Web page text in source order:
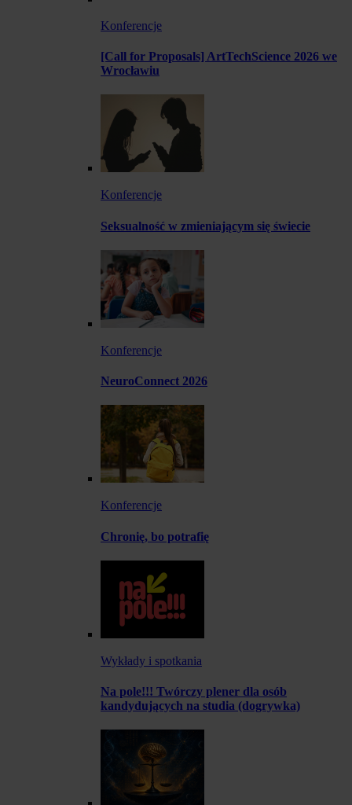
Konferencje
[Call for Proposals] ArtTechScience 2026 we
Wrocławiu
Konferencje
Seksualność w zmieniającym się świecie
Konferencje
NeuroConnect 2026
Konferencje
Chronię, bo potrafię
Wykłady i spotkania
Na pole!!! Twórczy plener dla osób
kandydujących na studia (dogrywka)